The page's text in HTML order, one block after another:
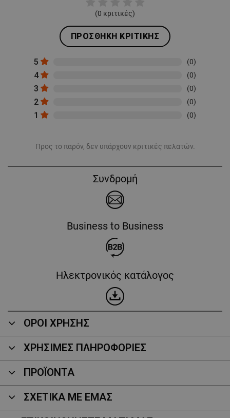
(0 κριτικές)
ΠΡΟΣΘΉΚΗ ΚΡΙΤΙΚΉΣ
5 (0)
4 (0)
3 (0)
2 (0)
1 (0)
Προς το παρόν, δεν υπάρχουν κριτικές πελατών.
Συνδρομή
Business to Business
Ηλεκτρονικός κατάλογος
ΟΡΟΙ ΧΡΗΣΗΣ
ΧΡΗΣΙΜΕΣ ΠΛΗΡΟΦΟΡΙΕΣ
ΠΡΟΪΌΝΤΑ
ΣΧΕΤΙΚΑ ΜΕ ΕΜΑΣ